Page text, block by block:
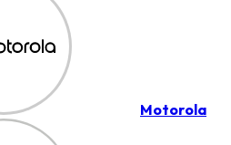
Motorola